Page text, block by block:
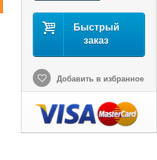
Быстрый
заказ
Добавить в избранное